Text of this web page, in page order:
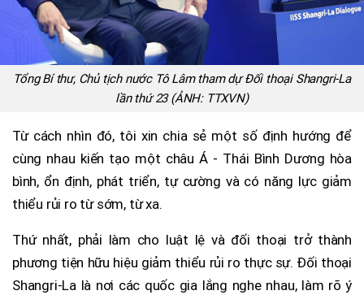
Tổng Bí thư, Chủ tịch nước Tô Lâm tham dự Đối thoại Shangri-La
lần thứ 23 (ẢNH: TTXVN)
Từ cách nhìn đó, tôi xin chia sẻ một số định hướng để
cùng nhau kiến tạo một châu Á - Thái Bình Dương hòa
bình, ổn định, phát triển, tự cường và có năng lực giảm
thiểu rủi ro từ sớm, từ xa.
Thứ nhất, phải làm cho luật lệ và đối thoại trở thành
phương tiện hữu hiệu giảm thiểu rủi ro thực sự. Đối thoại
Shangri-La là nơi các quốc gia lắng nghe nhau, làm rõ ý